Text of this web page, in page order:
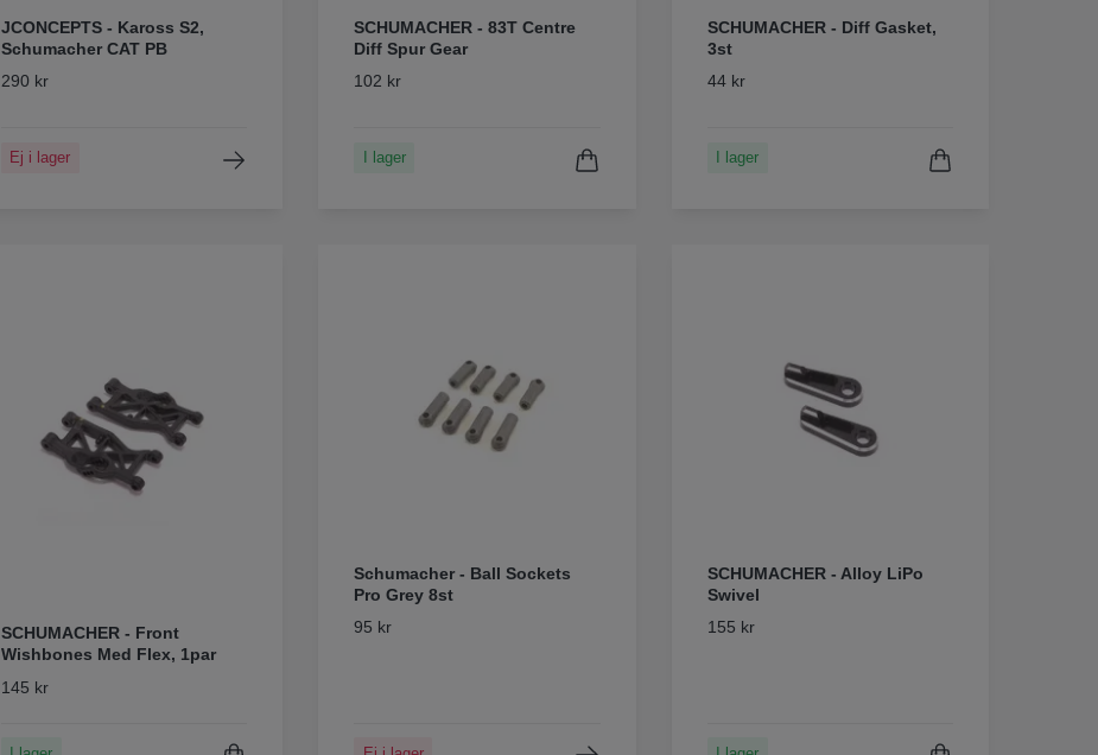
JCONCEPTS - Kaross S2,
Schumacher CAT PB
290 kr
Ej i lager
SCHUMACHER - 83T Centre
Diff Spur Gear
102 kr
I lager
SCHUMACHER - Diff Gasket,
3st
44 kr
I lager
SCHUMACHER - Front
Wishbones Med Flex, 1par
145 kr
Schumacher - Ball Sockets
Pro Grey 8st
95 kr
SCHUMACHER - Alloy LiPo
Swivel
155 kr